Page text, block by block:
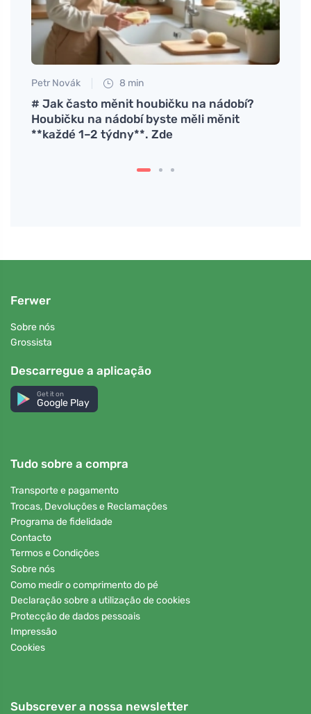
Petr Novák 8 min
# Jak často měnit houbičku na nádobí?
Houbičku na nádobí byste měli měnit
**každé 1–2 týdny**. Zde
Ferwer
Sobre nós
Grossista
Descarregue a aplicação
Get it on
Google Play
Tudo sobre a compra
Transporte e pagamento
Trocas, Devoluções e Reclamações
Programa de fidelidade
Contacto
Termos e Condições
Sobre nós
Como medir o comprimento do pé
Declaração sobre a utilização de cookies
Protecção de dados pessoais
Impressão
Cookies
Subscrever a nossa newsletter